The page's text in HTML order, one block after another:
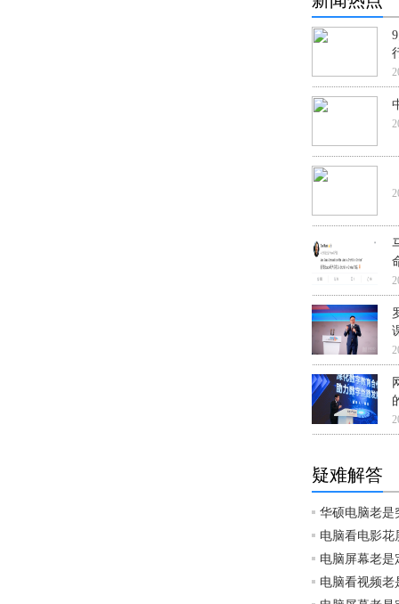
疑难解答
华硕电脑老是
电脑看电影花
电脑屏幕老是
电脑看视频老